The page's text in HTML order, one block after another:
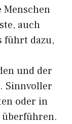
Menschen
auch
führt dazu,
und der
Sinnvoller
oder in
überführen.